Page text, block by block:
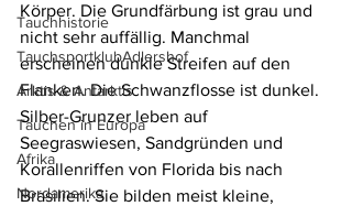
Tauchhistorie
TauchsportklubAdlershof
Arktis & Antarktis
Tauchen in Europa
Afrika
Nordamerika
Körper. Die Grundfärbung ist grau und
nicht sehr auffällig. Manchmal
erscheinen dunkle Streifen auf den
Flanken. Die Schwanzflosse ist dunkel.
Silber-Grunzer leben auf
Seegraswiesen, Sandgründen und
Korallenriffen von Florida bis nach
Brasilien. Sie bilden meist kleine,